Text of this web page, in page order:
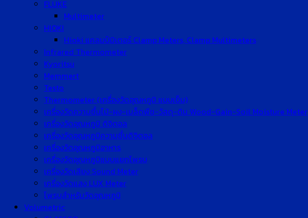
FLUKE
Multimeter
HIOKI
Hioki แคลมป์มิเตอร์ Clamp Meters, Clamp Multimeters
Infrared Thermometer
Kyoritsu
Memmert
Testo
Thermometer (เครื่องวัดอุณหภูมิ แบบเข็ม)
เครื่องวัดความชื้นไม้-ผง-เมล็ดพืช-วัสดุ-ดิน Wood-Gain-Soil Moisture Meter
เครื่องวัดอุณหภูมิ ดิจิตอล
เครื่องวัดอุณหภูมิความชื้นดิจิตอล
เครื่องวัดอุณหภูมิอาหาร
เครื่องวัดอุณหภูมิแบบแยกโพรบ
เครื่องวัดเสียง Sound Meter
เครื่องวัดแสง LUX Meter
โพรบสำหรับวัดอุณหภูมิ
Volumetric